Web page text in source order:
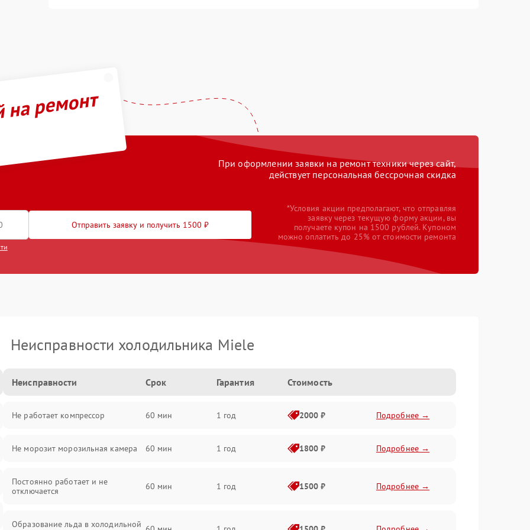
ремонт
При оформлении заявки на ремонт техники через сайт,
действует персональная бессрочная скидка
Отправить заявку и получить 1500 ₽
*Условия акции предполагают, что отправляя
заявку через текущую форму акции, вы
получаете купон на 1500 рублей. Купоном
можно оплатить до 25% от стоимости ремонта
Неисправности холодильника Miele
Неисправности Срок Гарантия Стоимость
Не работает компрессор 60 мин 1 год 2000 ₽ Подробнее →
Не морозит морозильная камера 60 мин 1 год 1800 ₽ Подробнее →
Постоянно работает и не
отключается
60 мин 1 год 1500 ₽ Подробнее →
Образование льда в холодильной